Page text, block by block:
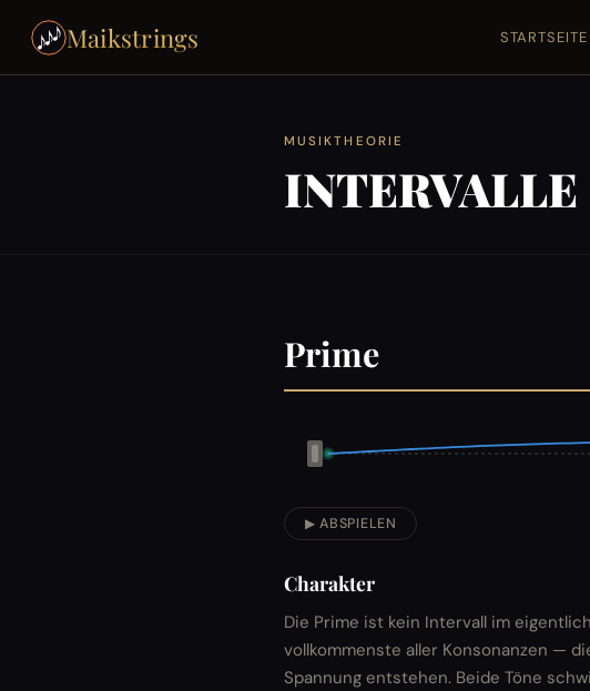
Maikstrings STARTSEITE
MUSIKTHEORIE
INTERVALLE
Prime
▶ ABSPIELEN
Charakter
Die Prime ist kein Intervall im
vollkommenste aller Konsonanzen —
Spannung entstehen. Beide Töne